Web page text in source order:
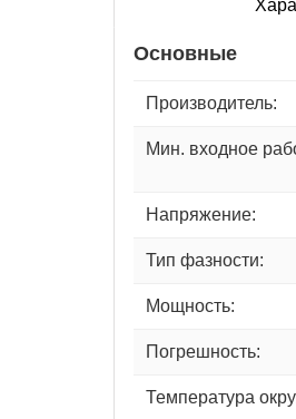
Основные
Производитель:
Мин. входное
Напряжение:
Тип фазности:
Мощность:
Погрешность:
Температура